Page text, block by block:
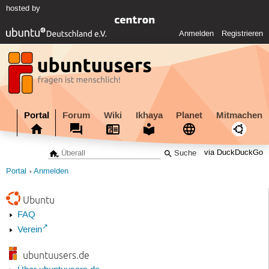
hosted by
Anmelden Registrieren
Portal Forum Wiki Ikhaya Planet Mitmachen
via DuckDuckGo
Portal Anmelden
Ubuntu
FAQ
Verein
ubuntuusers.de